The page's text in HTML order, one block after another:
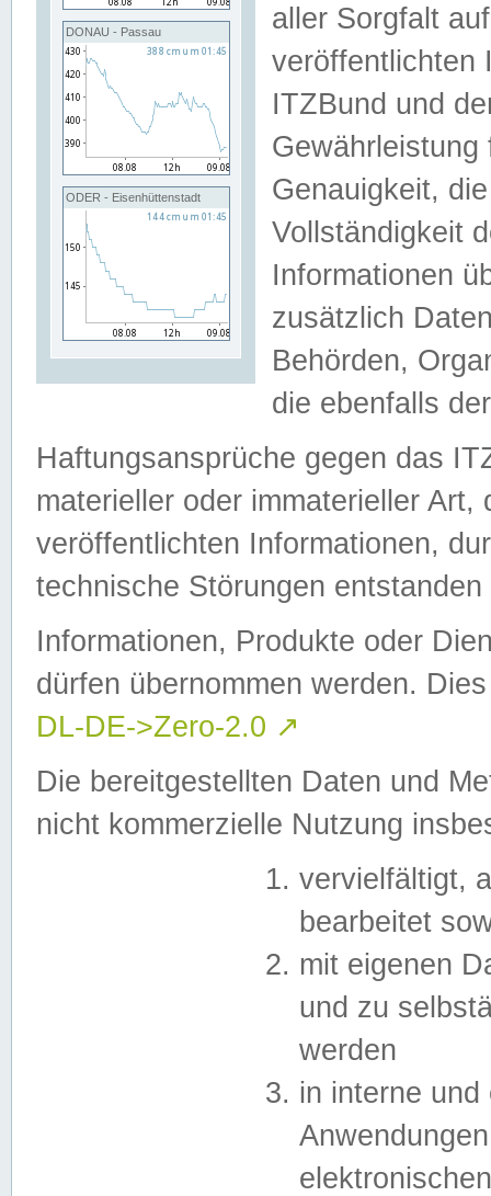
DONAU - Passau
ODER - Eisenhüttenstadt
aller Sorgfalt
veröffentlichten
ITZBund und
Genauigkeit,
Vollständigkeit
Informationen
zusätzlich
Behörden,
die ebenfalls
Haftungsansprüche gegen das
materieller oder immaterieller
veröffentlichten Informationen,
technische Störungen
Informationen, Produkte oder
dürfen übernommen werden.
DL-DE->Zero-2.0 ↗
Die bereitgestellten Daten und
nicht kommerzielle Nutzung
vervielfältigt,
bearbeitet
mit eigenen
und zu
werden
in interne